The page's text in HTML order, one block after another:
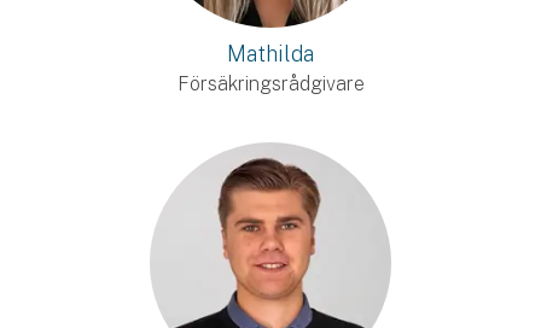
Mathilda
Försäkringsrådgivare